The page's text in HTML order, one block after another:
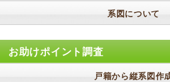
系図について
お助けポイント調査
戸籍から縦系図作